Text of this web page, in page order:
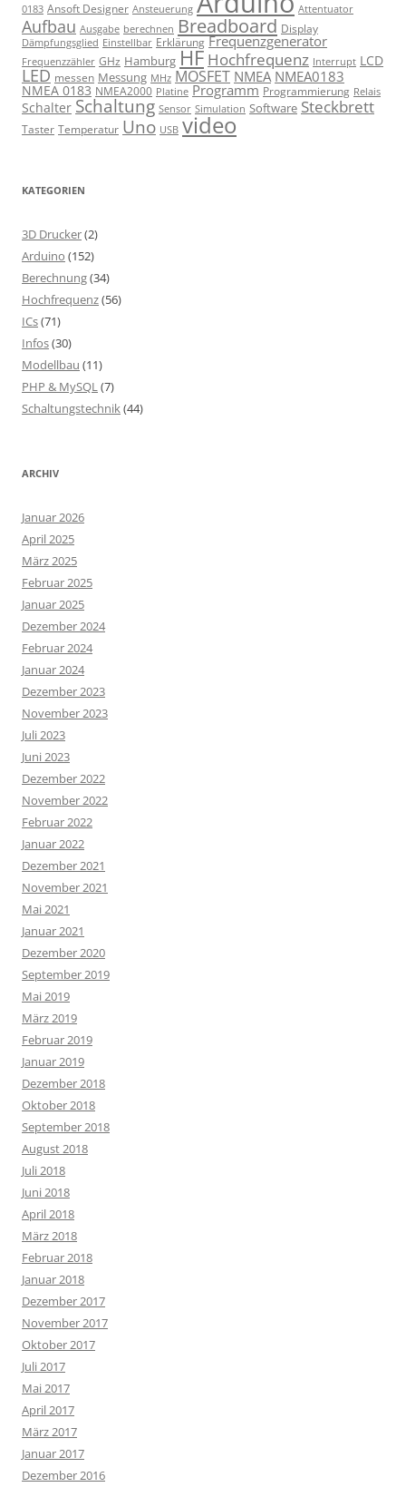
0183 Ansoft Designer Ansteuerung Attentuator
Aufbau Ausgabe berechnen Breadboard Display
Dämpfungsglied Einstellbar Erklärung Frequenzgenerator
Frequenzzähler GHz Hamburg HF Hochfrequenz Interrupt LCD
LED messen Messung MHz MOSFET NMEA NMEA0183
NMEA 0183 NMEA2000 Platine Programm Programmierung Relais
Schalter Schaltung Sensor Simulation Software Steckbrett
Taster Temperatur Uno USB video
KATEGORIEN
3D Drucker(2)
Arduino (152)
Berechnung(34)
Hochfrequenz(56)
ICs(71)
Infos(30)
Modellbau (11)
PHP & MySQL(7)
Schaltungstechnik(44)
ARCHIV
Januar 2026
April 2025
März 2025
Februar 2025
Januar 2025
Dezember 2024
Februar 2024
Januar 2024
Dezember 2023
November 2023
Juli 2023
Juni 2023
Dezember 2022
November 2022
Februar 2022
Januar 2022
Dezember 2021
November 2021
Mai 2021
Januar 2021
Dezember 2020
September 2019
Mai 2019
März 2019
Februar 2019
Januar 2019
Dezember 2018
Oktober 2018
September 2018
August 2018
Juli 2018
Juni 2018
April 2018
März 2018
Februar 2018
Januar 2018
Dezember 2017
November 2017
Oktober 2017
Juli 2017
Mai 2017
April 2017
März 2017
Januar 2017
Dezember 2016